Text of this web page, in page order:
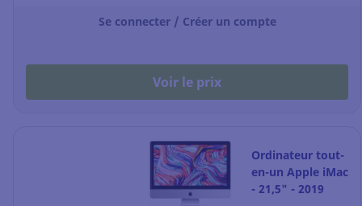
Se connecter / Créer un compte
Voir le prix
Ordinateur tout-
en-un Apple iMac
- 21,5" - 2019